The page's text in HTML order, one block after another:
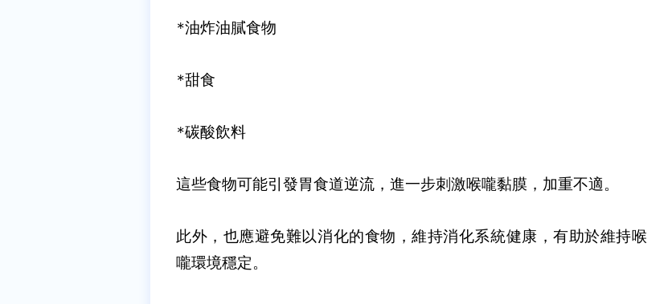
*油炸油膩食物
*甜食
*碳酸飲料
這些食物可能引發胃食道逆流，進一步刺激喉嚨黏膜，加重不適。
此外，也應避免難以消化的食物，維持消化系統健康，有助於維持喉
嚨環境穩定。